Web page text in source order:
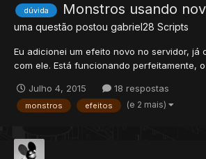
dúvida Monstros usando
uma questão postou gabriel28 Scripts
Eu adicionei um efeito novo no servidor, já
com ele. Está funcionando perfeitamente,
client. A pergunta é: tenho que compilar
sim, como? Alguém ajuda?
Julho 4, 2015 18 respostas
monstros efeitos (e 2 mais)